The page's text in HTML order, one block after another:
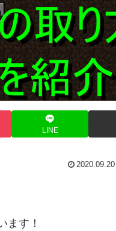
LINE
2020.09.20
ます！